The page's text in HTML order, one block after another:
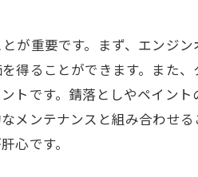
が重要です。まず、エンジ
得ることができます。また
トです。錆落としやペイン
メンテナンスと組み合わせ
心です。